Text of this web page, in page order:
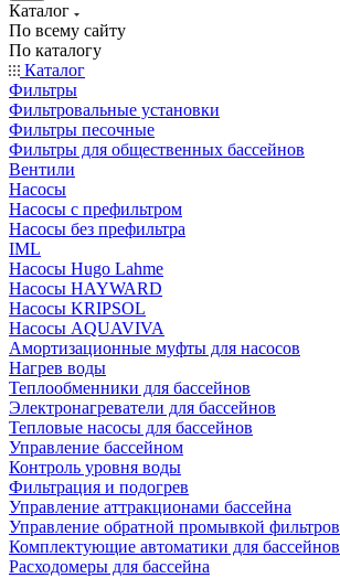
Каталог
По всему сайту
По каталогу
Каталог
Фильтры
Фильтровальные установки
Фильтры песочные
Фильтры для общественных бассейнов
Вентили
Насосы
Насосы с префильтром
Насосы без префильтра
IML
Насосы Hugo Lahme
Насосы HAYWARD
Насосы KRIPSOL
Насосы AQUAVIVA
Амортизационные муфты для насосов
Нагрев воды
Теплообменники для бассейнов
Электронагреватели для бассейнов
Тепловые насосы для бассейнов
Управление бассейном
Контроль уровня воды
Фильтрация и подогрев
Управление аттракционами бассейна
Управление обратной промывкой фильтров
Комплектующие автоматики для бассейнов
Расходомеры для бассейна